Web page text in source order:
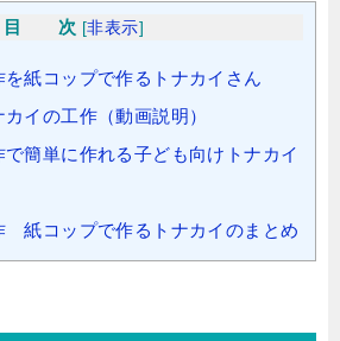
目 次 [非表示]
を紙コップで作るトナカイさん
イの工作（動画説明）
で簡単に作れる子ども向けトナカイ
紙コップで作るトナカイのまとめ